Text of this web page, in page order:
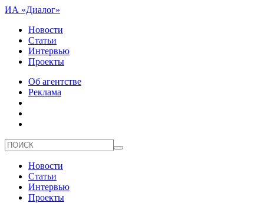
ИА «Диалог»
Новости
Статьи
Интервью
Проекты
Об агентстве
Реклама
Новости
Статьи
Интервью
Проекты